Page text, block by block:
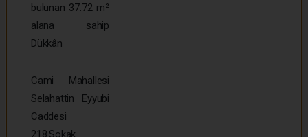
bulunan 37.72 m²
alana sahip
Dükkân
Cami Mahallesi
Selahattin Eyyubi
Caddesi
218.Sokak